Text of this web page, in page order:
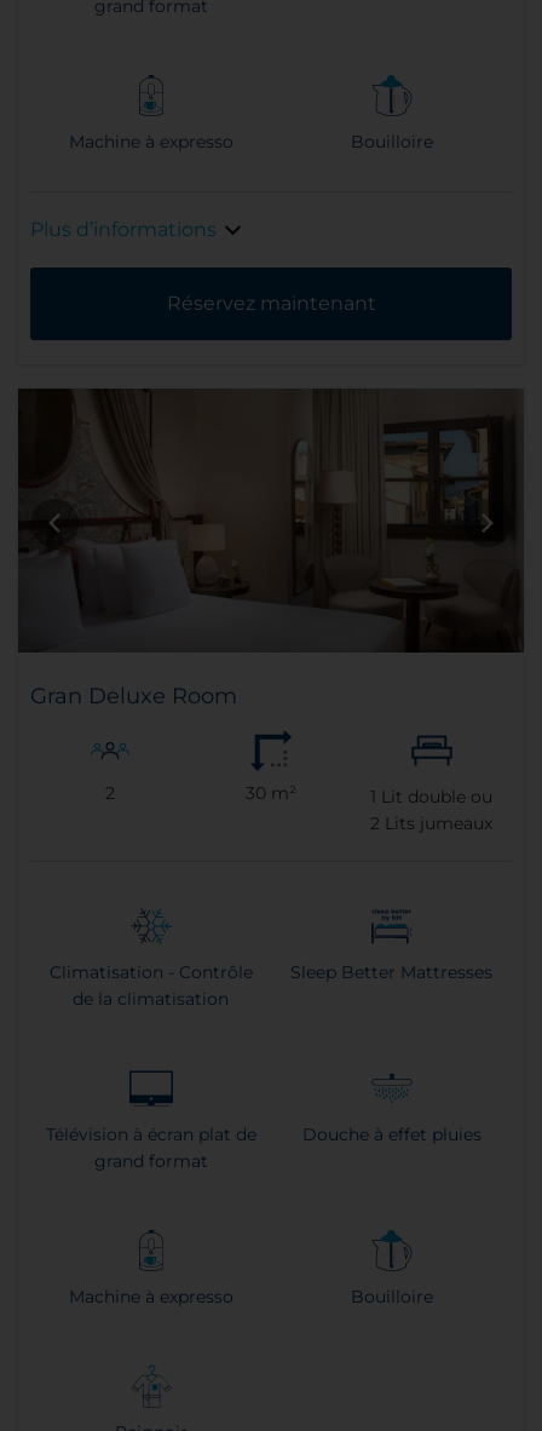
grand format
Machine à expresso Bouilloire
Plus d’informations
Réservez maintenant
Gran Deluxe Room
2 30 m² 1 Lit double ou
2 Lits jumeaux
Climatisation - Contrôle
de la climatisation
Sleep Better Mattresses
Télévision à écran plat de
grand format
Douche à effet pluies
Machine à expresso Bouilloire